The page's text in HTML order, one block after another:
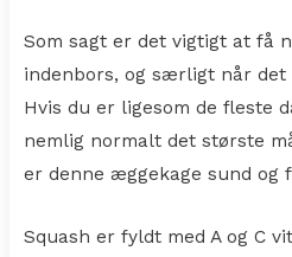
Som sagt er det vigtigt at få
indenbors, og særligt når det
Hvis du er ligesom de fleste
nemlig normalt det største
er denne æggekage sund og
Squash er fyldt med A og C